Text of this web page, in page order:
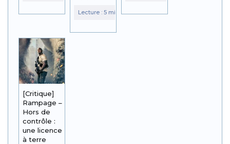
[Critique]
Rampage –
Hors de
contrôle :
une licence
à terre